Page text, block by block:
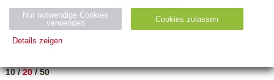
Neuerscheinung
Bestseller
PREIS
10/20/50
Nur notwendige Cookies
verwenden
Cookies zulassen
Details zeigen